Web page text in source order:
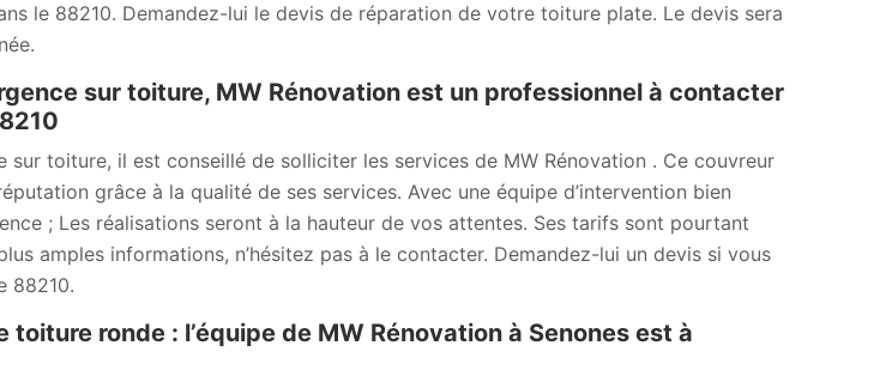
le 88210. Demandez-lui le devis de réparation de votre toiture plate. Le devis sera
sur toiture, MW Rénovation est un professionnel à contacter
sur toiture, il est conseillé de solliciter les services de MW Rénovation . Ce couvreur
grâce à la qualité de ses services. Avec une équipe d’intervention bien
; Les réalisations seront à la hauteur de vos attentes. Ses tarifs sont pourtant
amples informations, n’hésitez pas à le contacter. Demandez-lui un devis si vous
88210.
toiture ronde : l’équipe de MW Rénovation à Senones est à